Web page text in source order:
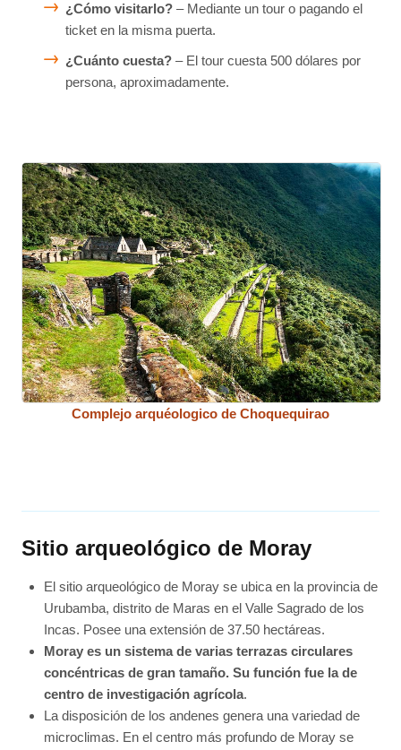
¿Cómo visitarlo? – Mediante un tour o pagando el
ticket en la misma puerta.
¿Cuánto cuesta? – El tour cuesta 500 dólares por
persona, aproximadamente.
Complejo arquéologico de Choquequirao
Sitio arqueológico de Moray
El sitio arqueológico de Moray se ubica en la provincia de
Urubamba, distrito de Maras en el Valle Sagrado de los
Incas. Posee una extensión de 37.50 hectáreas.
Moray es un sistema de varias terrazas circulares
concéntricas de gran tamaño. Su función fue la de
centro de investigación agrícola.
La disposición de los andenes genera una variedad de
microclimas. En el centro más profundo de Moray se